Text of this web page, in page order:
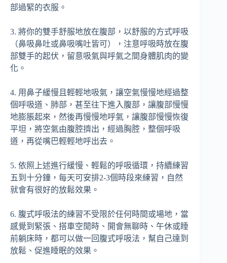
部過緊的衣服。
3. 將你的雙手舒服地放在腹部，以舒服的方式呼吸
（鼻吸鼻吐或鼻吸嘴吐皆可），注意呼吸時放在腹
部雙手的起伏，留意吸氣與呼氣之間身體肌肉的變
化。
4. 用鼻子緩慢且輕輕地吸氣，讓空氣慢慢地經過整
個呼吸道、肺部，甚至往下進入腹部，讓腹部慢慢
地膨脹起來，然後再慢慢地呼氣，讓腹部慢慢恢復
平坦，將空氣由腹腔擠出，經過胸腔，整個呼吸
道，再從嘴巴輕輕地呼出去。
5. 依照上述進行緩慢、輕鬆的呼吸循環，持續練習
五到十分鐘，每天可安排2-3個時段來練習，自然
就會有很好的放鬆效果。
6. 腹式呼吸法的練習不受限於任何時間或場地，當
感覺到緊張、搭車空閒時、開會無聊時、午休或睡
前躺床時，都可以做一回腹式呼吸法，幫自己達到
放鬆、促進睡眠的效果。